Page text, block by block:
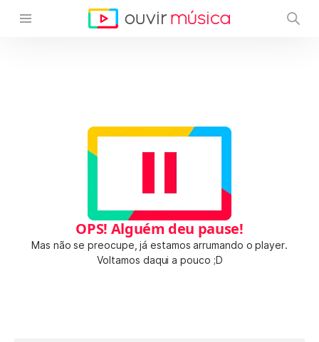
OPS! Alguém deu pause!
Mas não se preocupe, já estamos arrumando o player.
Voltamos daqui a pouco ;D